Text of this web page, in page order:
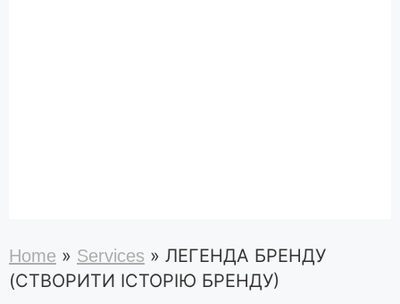
Home » Services » ЛЕГЕНДА БРЕНДУ
(СТВОРИТИ ІСТОРІЮ БРЕНДУ)